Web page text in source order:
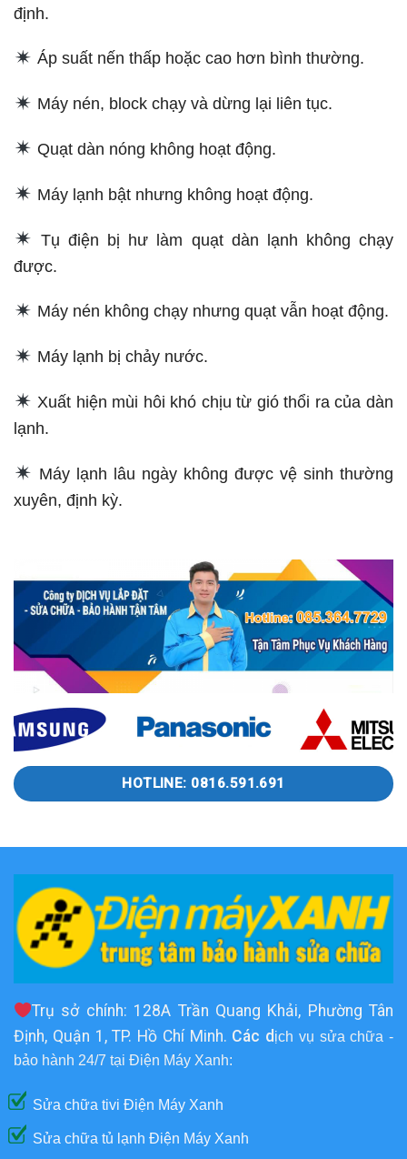
định.
Áp suất nến thấp hoặc cao hơn bình thường.
Máy nén, block chạy và dừng lại liên tục.
Quạt dàn nóng không hoạt động.
Máy lạnh bật nhưng không hoạt động.
Tụ điện bị hư làm quạt dàn lạnh không chạy
được.
Máy nén không chạy nhưng quạt vẫn hoạt động.
Máy lạnh bị chảy nước.
Xuất hiện mùi hôi khó chịu từ gió thổi ra của dàn
lạnh.
Máy lạnh lâu ngày không được vệ sinh thường
xuyên, định kỳ.
HOTLINE: 0816.591.691
Trụ sở chính: 128A Trần Quang Khải, Phường Tân
Định, Quận 1, TP. Hồ Chí Minh. Các d ịch vụ sửa chữa -
bảo hành 24/7 tại Điện Máy Xanh:
Sửa chữa tivi Điện Máy Xanh
Sửa chữa tủ lạnh Điện Máy Xanh